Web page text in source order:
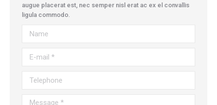
augue placerat est, nec semper nisl erat ac ex el convallis
ligula commodo.
Name
E-mail *
Telephone
Message *